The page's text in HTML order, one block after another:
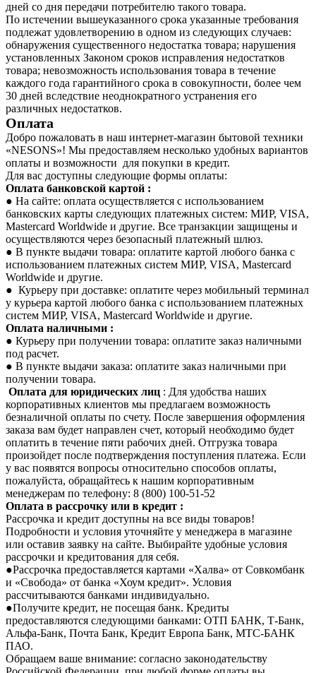
дней со дня передачи потребителю такого товара.
По истечении вышеуказанного срока указанные требования
подлежат удовлетворению в одном из следующих случаев:
обнаружения существенного недостатка товара; нарушения
установленных Законом сроков исправления недостатков
товара; невозможность использования товара в течение
каждого года гарантийного срока в совокупности, более чем
30 дней вследствие неоднократного устранения его
различных недостатков.
Оплата
Добро пожаловать в наш интернет-магазин бытовой техники
«NESONS»! Мы предоставляем несколько удобных вариантов
оплаты и возможности для покупки в кредит.
Для вас доступны следующие формы оплаты:
Оплата банковской картой :
● На сайте: оплата осуществляется с использованием
банковских карты следующих платежных систем: МИР, VISA,
Mastercard Worldwide и другие. Все транзакции защищены и
осуществляются через безопасный платежный шлюз.
● В пункте выдачи товара: оплатите картой любого банка с
использованием платежных систем МИР, VISA, Mastercard
Worldwide и другие.
● Курьеру при доставке: оплатите через мобильный терминал
у курьера картой любого банка с использованием платежных
систем МИР, VISA, Mastercard Worldwide и другие.
Оплата наличными :
● Курьеру при получении товара: оплатите заказ наличными
под расчет.
● В пункте выдачи заказа: оплатите заказ наличными при
получении товара.
Оплата для юридических лиц : Для удобства наших
корпоративных клиентов мы предлагаем возможность
безналичной оплаты по счету. После завершения оформления
заказа вам будет направлен счет, который необходимо будет
оплатить в течение пяти рабочих дней. Отгрузка товара
произойдет после подтверждения поступления платежа. Если
у вас появятся вопросы относительно способов оплаты,
пожалуйста, обращайтесь к нашим корпоративным
менеджерам по телефону: 8 (800) 100-51-52
Оплата в рассрочку или в кредит :
Рассрочка и кредит доступны на все виды товаров!
Подробности и условия уточняйте у менеджера в магазине
или оставив заявку на сайте. Выбирайте удобные условия
рассрочки и кредитования для себя.
●Рассрочка предоставляется картами «Халва» от Совкомбанк
и «Свобода» от банка «Хоум кредит». Условия
рассчитываются банками индивидуально.
●Получите кредит, не посещая банк. Кредиты
предоставляются следующими банками: ОТП БАНК, Т-Банк,
Альфа-Банк, Почта Банк, Кредит Европа Банк, МТС-БАНК
ПАО.
Обращаем ваше внимание: согласно законодательству